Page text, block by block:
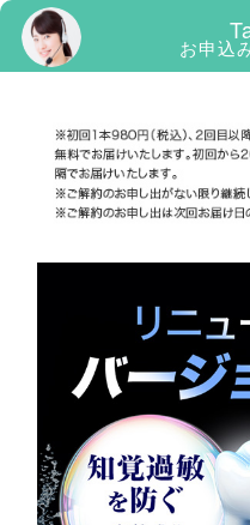
お申込